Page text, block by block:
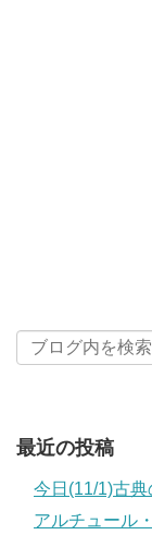
最近の投稿
今日(11/1)古典
アルチュール